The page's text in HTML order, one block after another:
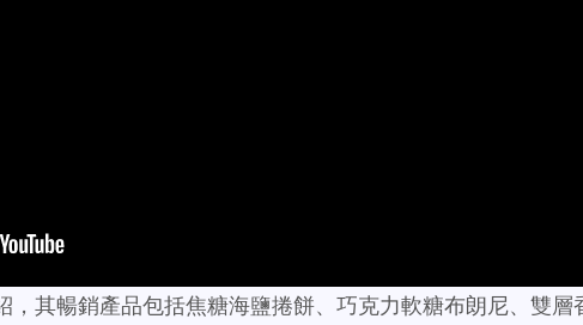
其暢銷產品包括焦糖海鹽捲餅、巧克力軟糖布朗尼、雙層